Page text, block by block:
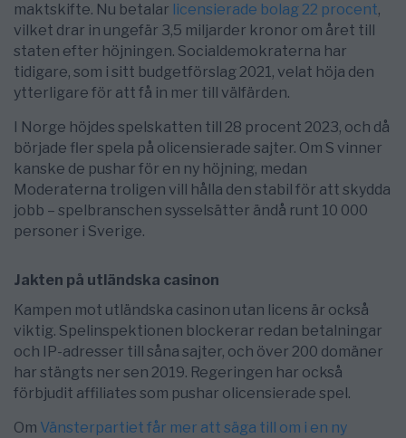
maktskifte. Nu betalar licensierade bolag 22 procent,
vilket drar in ungefär 3,5 miljarder kronor om året till
staten efter höjningen. Socialdemokraterna har
tidigare, som i sitt budgetförslag 2021, velat höja den
ytterligare för att få in mer till välfärden.
I Norge höjdes spelskatten till 28 procent 2023, och då
började fler spela på olicensierade sajter. Om S vinner
kanske de pushar för en ny höjning, medan
Moderaterna troligen vill hålla den stabil för att skydda
jobb – spelbranschen sysselsätter ändå runt 10 000
personer i Sverige.
Jakten på utländska casinon
Kampen mot utländska casinon utan licens är också
viktig. Spelinspektionen blockerar redan betalningar
och IP-adresser till såna sajter, och över 200 domäner
har stängts ner sen 2019. Regeringen har också
förbjudit affiliates som pushar olicensierade spel.
Om Vänsterpartiet får mer att säga till om i en ny